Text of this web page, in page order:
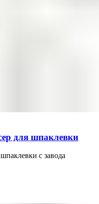
для шпаклевки
с завода